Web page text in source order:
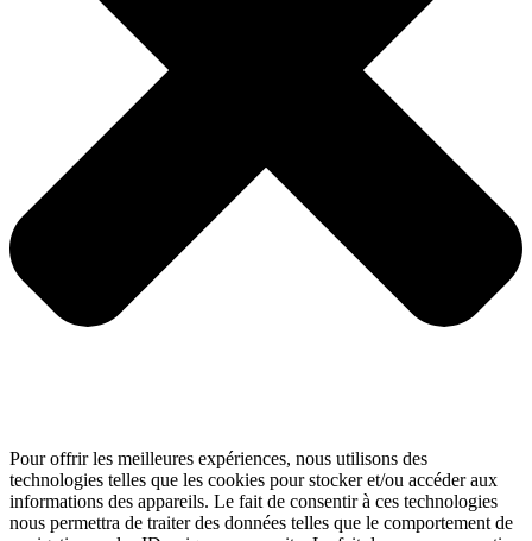
Pour offrir les meilleures expériences, nous utilisons des
technologies telles que les cookies pour stocker et/ou accéder aux
informations des appareils. Le fait de consentir à ces technologies
nous permettra de traiter des données telles que le comportement de